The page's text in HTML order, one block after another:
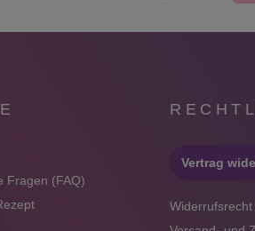
Fragen (FAQ)
Vertrag